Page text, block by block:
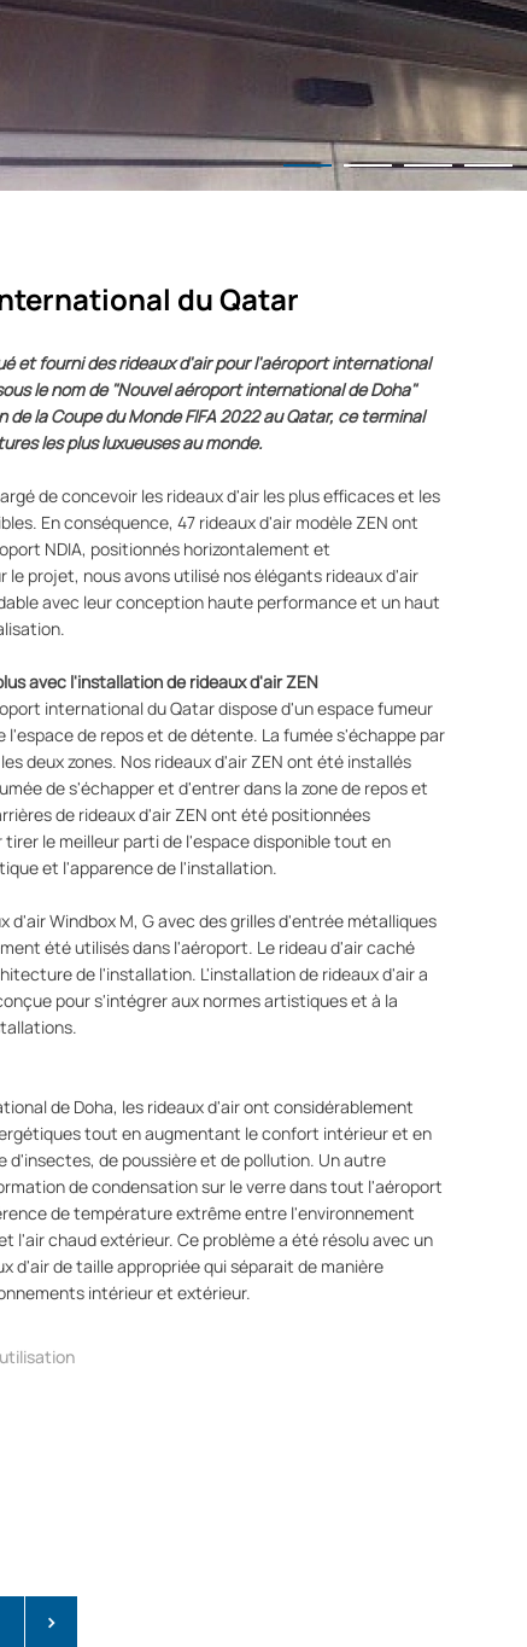
du Qatar
et fourni des rideaux d'air pour l'aéroport international
le nom de "Nouvel aéroport international de Doha"
de la Coupe du Monde FIFA 2022 au Qatar, ce terminal
les plus luxueuses au monde.
de concevoir les rideaux d'air les plus efficaces et les
En conséquence, 47 rideaux d'air modèle ZEN ont
NDIA, positionnés horizontalement et
le projet, nous avons utilisé nos élégants rideaux d'air
avec leur conception haute performance et un haut
avec l'installation de rideaux d'air ZEN
international du Qatar dispose d'un espace fumeur
l'espace de repos et de détente. La fumée s'échappe par
deux zones. Nos rideaux d'air ZEN ont été installés
de s'échapper et d'entrer dans la zone de repos et
de rideaux d'air ZEN ont été positionnées
le meilleur parti de l'espace disponible tout en
et l'apparence de l'installation.
d'air Windbox M, G avec des grilles d'entrée métalliques
été utilisés dans l'aéroport. Le rideau d'air caché
de l'installation. L'installation de rideaux d'air a
pour s'intégrer aux normes artistiques et à la
de Doha, les rideaux d'air ont considérablement
tout en augmentant le confort intérieur et en
d'insectes, de poussière et de pollution. Un autre
de condensation sur le verre dans tout l'aéroport
de température extrême entre l'environnement
l'air chaud extérieur. Ce problème a été résolu avec un
d'air de taille appropriée qui séparait de manière
intérieur et extérieur.